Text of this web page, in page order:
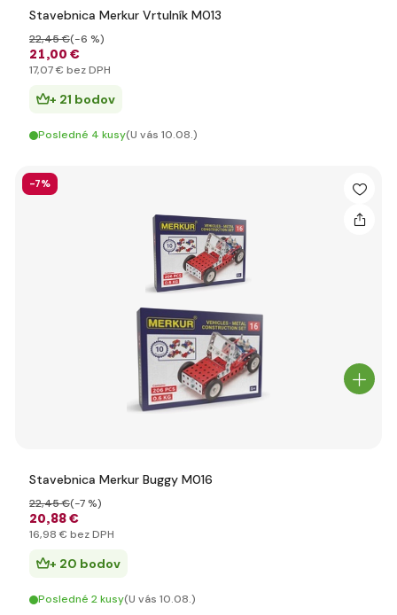
Stavebnica Merkur Vrtulník M013
21,00 €
22,45 €(-6 %)
17,07 € bez DPH
+ 21 bodov
Posledné 4 kusy(U vás 10.08.)
-7%
Stavebnica Merkur Buggy M016
20,88 €
22,45 €(-7 %)
16,98 € bez DPH
+ 20 bodov
Posledné 2 kusy(U vás 10.08.)